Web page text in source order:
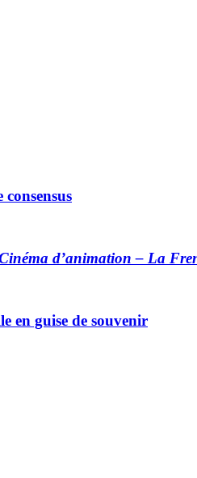
d’animation – La
en guise de souvenir